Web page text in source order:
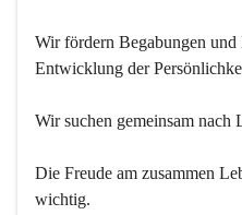
Wir fördern Begabungen
Entwicklung der
Wir suchen gemeinsam nach
Die Freude am zusammen
wichtig.